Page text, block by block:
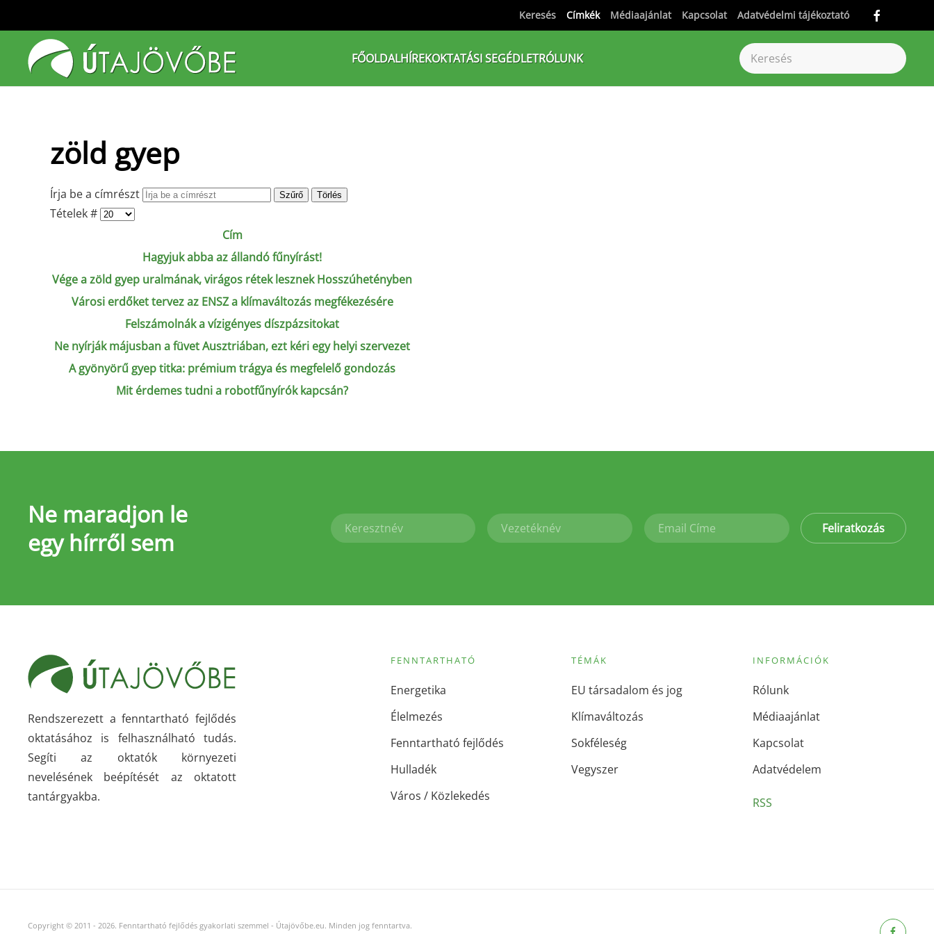
Fő tartalom átugrása
Keresés Címkék Médiaajánlat Kapcsolat Adatvédelmi tájékoztató
FŐOLDALHÍREKOKTATÁSI SEGÉDLETRÓLUNK
zöld gyep
Írja be a címrészt Szűrő Törlés
Tételek #
Cím
Hagyjuk abba az állandó fűnyírást!
Vége a zöld gyep uralmának, virágos rétek lesznek Hosszúhetényben
Városi erdőket tervez az ENSZ a klímaváltozás megfékezésére
Felszámolnák a vízigényes díszpázsitokat
Ne nyírják májusban a füvet Ausztriában, ezt kéri egy helyi szervezet
A gyönyörű gyep titka: prémium trágya és megfelelő gondozás
Mit érdemes tudni a robotfűnyírók kapcsán?
Ne maradjon le
egy hírről sem
Feliratkozás
Rendszerezett a fenntartható fejlődés
oktatásához is felhasználható tudás.
Segíti az oktatók környezeti
nevelésének beépítését az oktatott
tantárgyakba.
FENNTARTHATÓ
Energetika
Élelmezés
Fenntartható fejlődés
Hulladék
Város / Közlekedés
TÉMÁK
EU társadalom és jog
Klímaváltozás
Sokféleség
Vegyszer
INFORMÁCIÓK
Rólunk
Médiaajánlat
Kapcsolat
Adatvédelem
RSS
Copyright © 2011 - 2026. Fenntartható fejlődés gyakorlati szemmel - Útajövőbe.eu. Minden jog fenntartva.